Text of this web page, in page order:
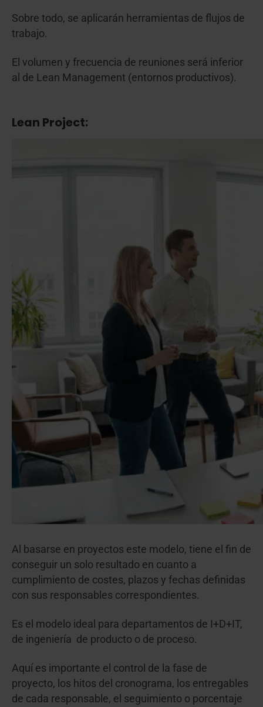
Sobre todo, se aplicarán herramientas de flujos de
trabajo.
El volumen y frecuencia de reuniones será inferior
al de Lean Management (entornos productivos).
Lean Project:
Al basarse en proyectos este modelo, tiene el fin de
conseguir un solo resultado en cuanto a
cumplimiento de costes, plazos y fechas definidas
con sus responsables correspondientes.
Es el modelo ideal para departamentos de I+D+IT,
de ingeniería de producto o de proceso.
Aquí es importante el control de la fase de
proyecto, los hitos del cronograma, los entregables
de cada responsable, el seguimiento o porcentaje